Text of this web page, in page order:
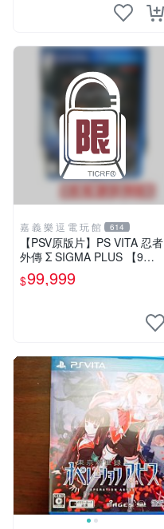
嘉 義 樂 逗 電 玩 館 614
【PSV原版片】PS VITA 忍者
外傳 Σ SIGMA PLUS 【9成
新】✪中古二手✪嘉義樂逗電
玩館
$99,999